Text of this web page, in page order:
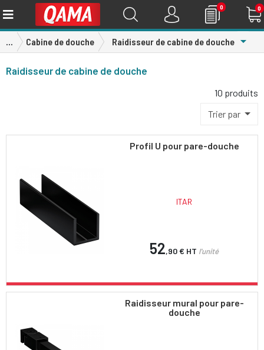
0 0
... Cabine de douche Raidisseur de cabine de douche
Raidisseur de cabine de douche
10 produits
Trier par
Profil U pour pare-douche
ITAR
52,90 € HT l'unité
Raidisseur mural pour pare-
douche